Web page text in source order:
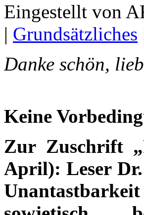
Eingestellt von
| Grundsätzliches
Danke schön,
Keine
Zur Zuschrift
April): Leser